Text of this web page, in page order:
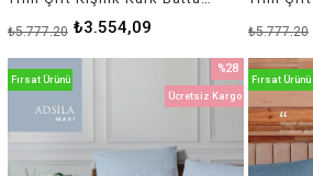
₺3.554,09
₺5.777,20 ₺5.777,20
%28
İndirim
%28İndirim
Ücretsiz Kargo
Fırsat Ürünü Fırsat Ürünü